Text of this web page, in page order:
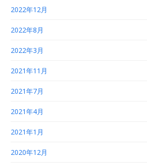
2022年12月
2022年8月
2022年3月
2021年11月
2021年7月
2021年4月
2021年1月
2020年12月